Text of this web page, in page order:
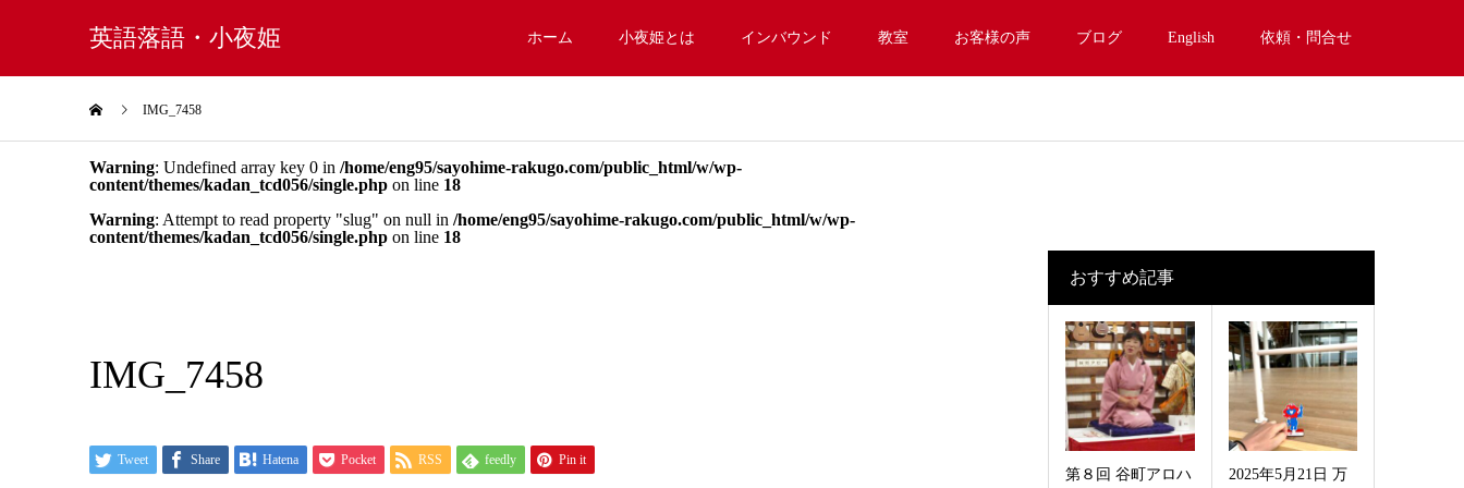
英語落語・小夜姫 ホーム 小夜姫とは インバウンド 教室 お客様の声 ブログ English 依頼・問合せ
IMG_7458
Warning: Undefined array key 0 in /home/eng95/sayohime-rakugo.com/public_html/w/wp-
content/themes/kadan_tcd056/single.php on line 18
Warning: Attempt to read property "slug" on null in /home/eng95/sayohime-rakugo.com/public_html/w/wp-
content/themes/kadan_tcd056/single.php on line 18
IMG_7458
Tweet Share Hatena Pocket RSS feedly Pin it
おすすめ記事
第８回 谷町アロハ
2025年5月21日 万